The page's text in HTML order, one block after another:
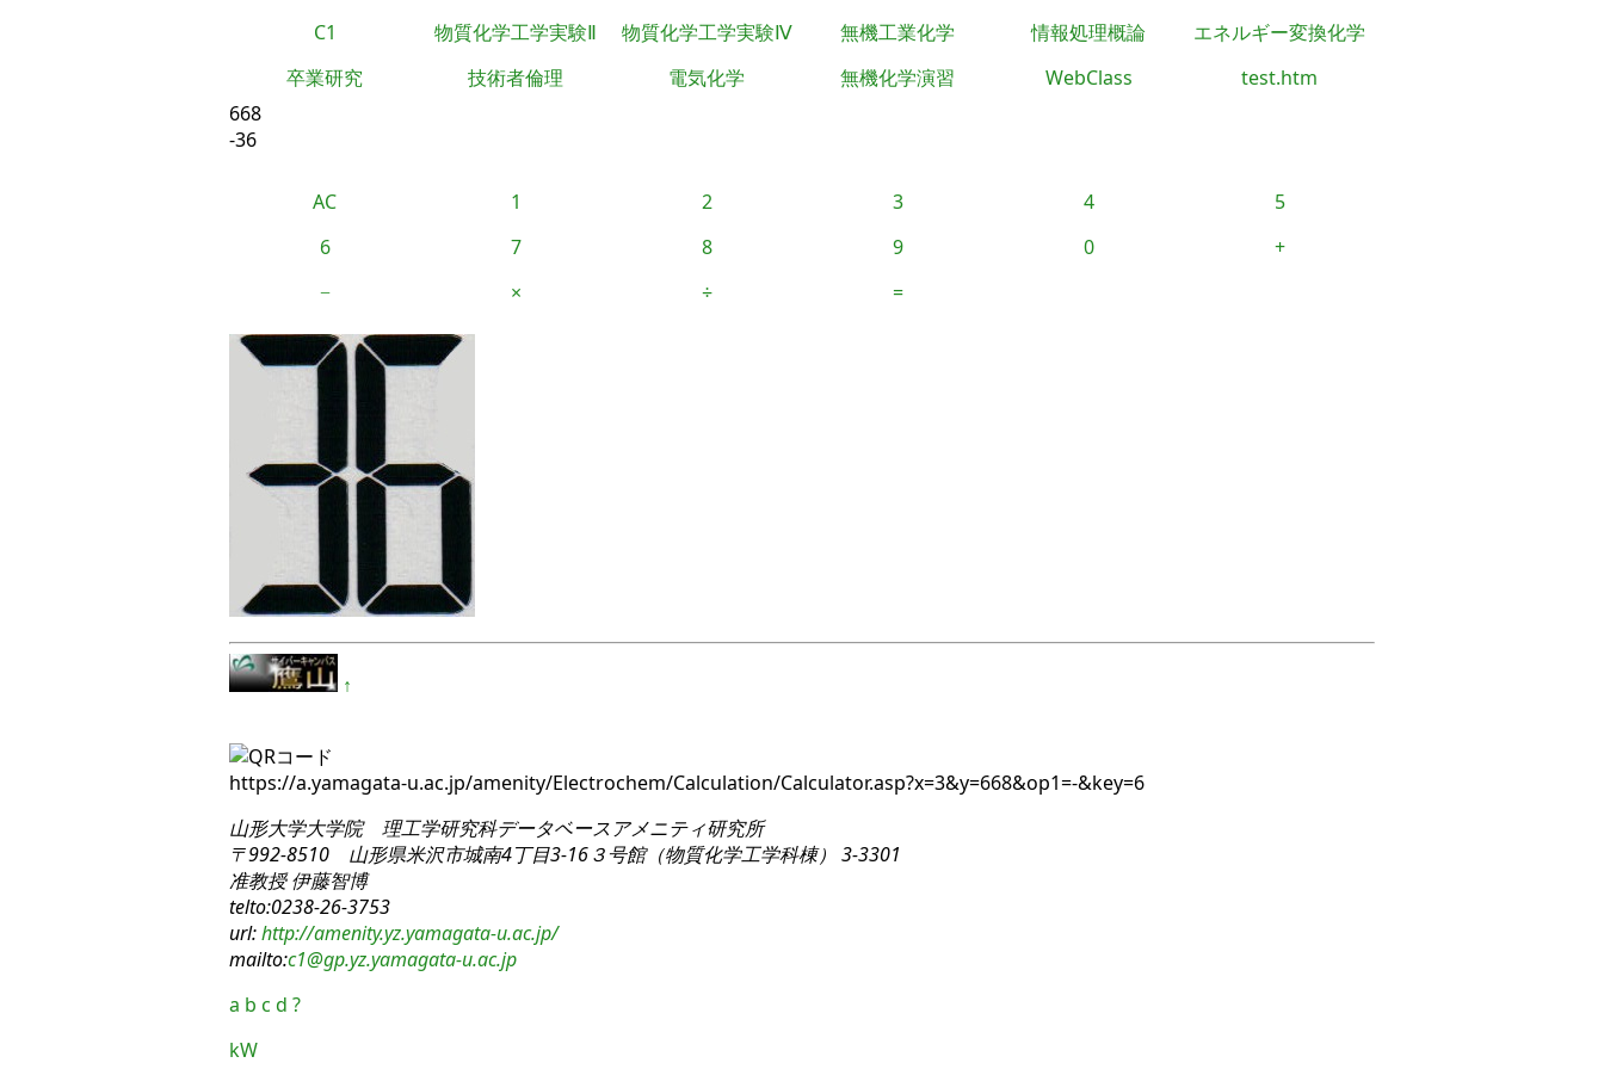
C1 物質化学工学実験Ⅱ 物質化学工学実験Ⅳ 無機工業化学 情報処理概論
エネルギー変換化学
卒業研究
技術者倫理 電気化学 無機化学演習 WebClass
test.htm
668
-36
AC 1 2 3 4
5
6
7 8 9 0
+
−
× ÷ =
↑
https://a.yamagata-u.ac.jp/amenity/Electrochem/Calculation/Calculator.asp?x=3&y=668&op1=-&key=6
山形大学大学院 理工学研究科データベースアメニティ研究所
〒992-8510 山形県米沢市城南4丁目3-16３号館（物質化学工学科棟） 3-3301
准教授 伊藤智博
telto:0238-26-3753
url:http://amenity.yz.yamagata-u.ac.jp/
mailto:c1@gp.yz.yamagata-u.ac.jp
a b c d ?
kW